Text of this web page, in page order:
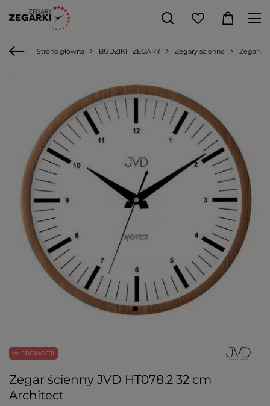
Strona główna BUDZIKI i ZEGARY Zegary ścienne Zegar
W PROMOCJI
Zegar ścienny JVD HT078.2 32 cm
Architect